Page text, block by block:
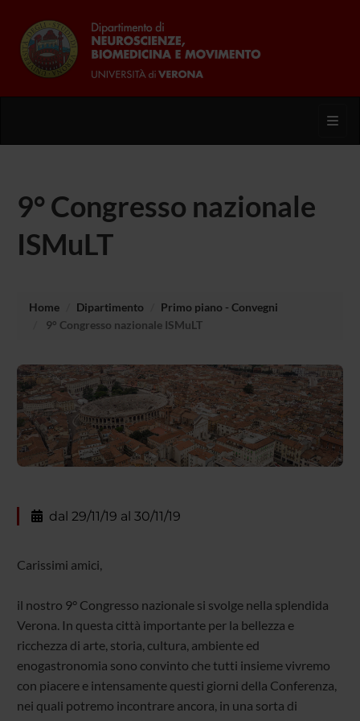
9° Congresso nazionale
ISMuLT
Home Dipartimento
Primo piano - Convegni
9° Congresso nazionale ISMuLT
dal 29/11/19 al 30/11/19
Carissimi amici,
il nostro 9° Congresso nazionale si svolge nella splendida
Verona. In questa città importante per la bellezza e
ricchezza di arte, storia, cultura, ambiente ed
enogastronomia sono convinto che tutti insieme vivremo
con piacere e intensamente questi giorni della Conferenza,
nei quali potremo incontrare ancora, in una sorta di